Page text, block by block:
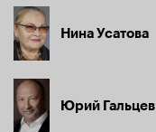
Нина Усатова
Юрий Гальцев